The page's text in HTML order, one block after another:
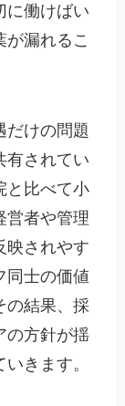
に働けばい
漏れるこ
だけの問題
有されてい
と比べて小
営者や管理
映されやす
同士の価値
の結果、採
の方針が揺
きます。